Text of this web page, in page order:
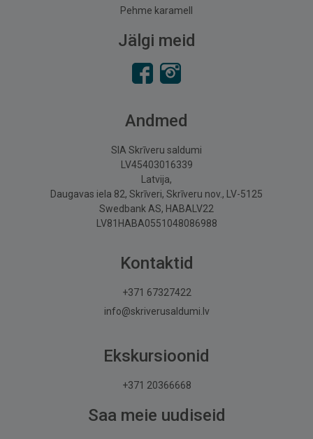
Pehme karamell
Jälgi meid
Andmed
SIA Skrīveru saldumi
LV45403016339
Latvija,
Daugavas iela 82, Skrīveri, Skrīveru nov., LV-5125
Swedbank AS, HABALV22
LV81HABA0551048086988
Kontaktid
+371 67327422
info@skriverusaldumi.lv
Ekskursioonid
+371 20366668
Saa meie uudiseid